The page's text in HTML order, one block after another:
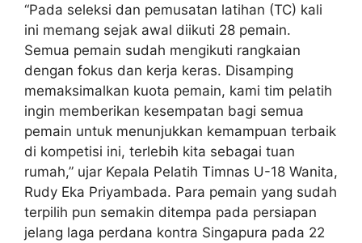
“Pada seleksi dan pemusatan latihan (TC) kali
ini memang sejak awal diikuti 28 pemain.
Semua pemain sudah mengikuti rangkaian
dengan fokus dan kerja keras. Disamping
memaksimalkan kuota pemain, kami tim pelatih
ingin memberikan kesempatan bagi semua
pemain untuk menunjukkan kemampuan terbaik
di kompetisi ini, terlebih kita sebagai tuan
rumah,” ujar Kepala Pelatih Timnas U-18 Wanita,
Rudy Eka Priyambada. Para pemain yang sudah
terpilih pun semakin ditempa pada persiapan
jelang laga perdana kontra Singapura pada 22